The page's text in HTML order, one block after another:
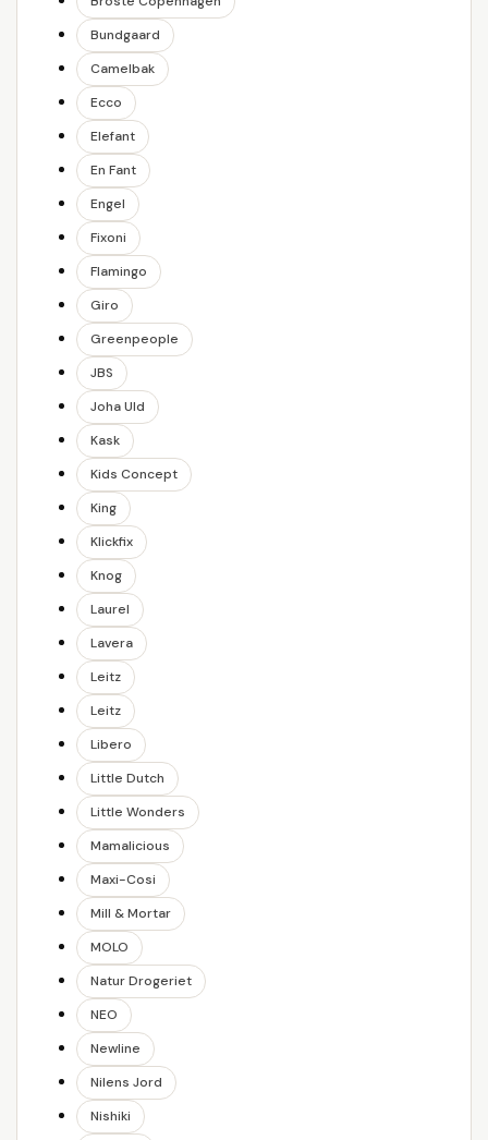
Bundgaard
Camelbak
Ecco
Elefant
En Fant
Engel
Fixoni
Flamingo
Giro
Greenpeople
JBS
Joha Uld
Kask
Kids Concept
King
Klickfix
Knog
Laurel
Lavera
Leitz
Leitz
Libero
Little Dutch
Little Wonders
Mamalicious
Maxi-Cosi
Mill & Mortar
MOLO
Natur Drogeriet
NEO
Newline
Nilens Jord
Nishiki